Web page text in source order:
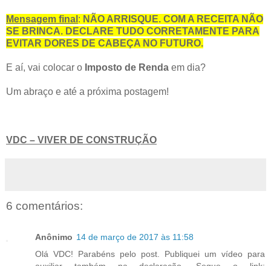
Mensagem final : NÃO ARRISQUE. COM A RECEITA NÃO
SE BRINCA. DECLARE TUDO CORRETAMENTE PARA
EVITAR DORES DE CABEÇA NO FUTURO.
E aí, vai colocar o Imposto de Renda em dia?
Um abraço e até a próxima postagem!
VDC – VIVER DE CONSTRUÇÃO
6 comentários:
Anônimo 14 de março de 2017 às 11:58
Olá VDC! Parabéns pelo post. Publiquei um vídeo para